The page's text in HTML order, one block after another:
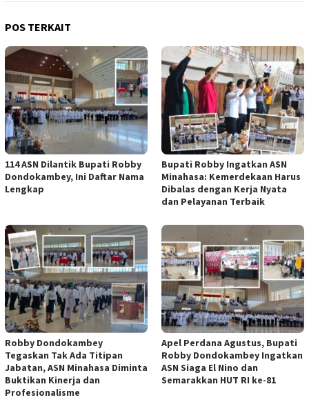
POS TERKAIT
114 ASN Dilantik Bupati Robby
Dondokambey, Ini Daftar Nama
Lengkap
Bupati Robby Ingatkan ASN
Minahasa: Kemerdekaan Harus
Dibalas dengan Kerja Nyata
dan Pelayanan Terbaik
Robby Dondokambey
Tegaskan Tak Ada Titipan
Jabatan, ASN Minahasa Diminta
Buktikan Kinerja dan
Profesionalisme
Apel Perdana Agustus, Bupati
Robby Dondokambey Ingatkan
ASN Siaga El Nino dan
Semarakkan HUT RI ke-81